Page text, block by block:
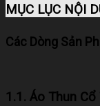
MỤC LỤC NỘI
Các Dòng Sản
1.1. Áo Thun Cổ